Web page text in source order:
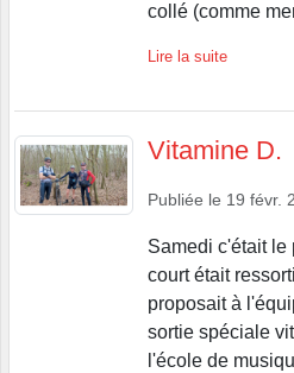
collé (comme
Lire la suite
Vitamine D.
Publiée le 19 févr.
Samedi c'était le
court était
proposait à
sortie spéciale
l'école de